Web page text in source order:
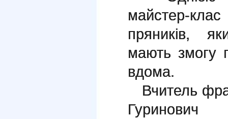
майстер-
пряників,
мають змогу
вдома.
Вчитель
Гуринович